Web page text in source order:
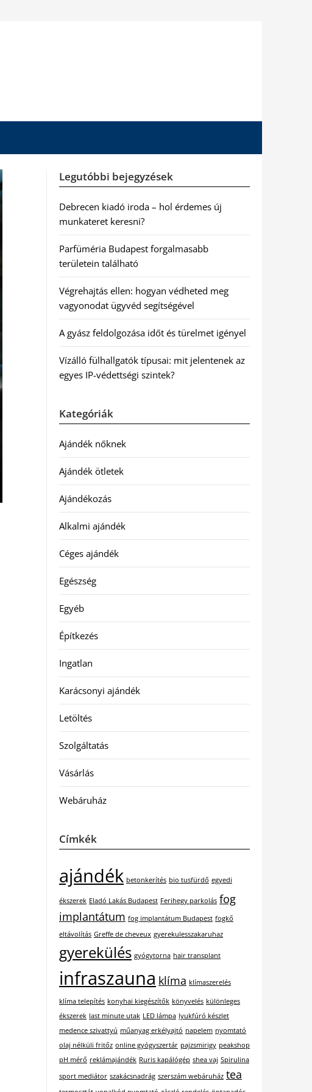
Legutóbbi bejegyzések
Debrecen kiadó iroda – hol érdemes új
munkateret keresni?
Parfüméria Budapest forgalmasabb
területein található
Végrehajtás ellen: hogyan védheted meg
vagyonodat ügyvéd segítségével
A gyász feldolgozása időt és türelmet igényel
Vízálló fülhallgatók típusai: mit jelentenek az
egyes IP-védettségi szintek?
Kategóriák
Ajándék nőknek
Ajándék ötletek
Ajándékozás
Alkalmi ajándék
Céges ajándék
Egészség
Egyéb
Építkezés
Ingatlan
Karácsonyi ajándék
Letöltés
Szolgáltatás
Vásárlás
Webáruház
Címkék
ajándék betonkerítés bio tusfürdő egyedi
ékszerek Eladó Lakás Budapest Ferihegy parkolás fog
implantátum fog implantátum Budapest fogkő
eltávolítás Greffe de cheveux gyerekulesszakaruhaz
gyerekülés gyógytorna hair transplant
infraszauna klíma klímaszerelés
klíma telepítés konyhai kiegészítők könyvelés különleges
ékszerek last minute utak LED lámpa lyukfúró készlet
medence szivattyú műanyag erkélyajtó napelem nyomtató
olaj nélküli fritőz online gyógyszertár pajzsmirigy peakshop
pH mérő reklámajándék Ruris kapálógép shea vaj Spirulina
sport mediátor szakácsnadrág szerszám webáruház tea